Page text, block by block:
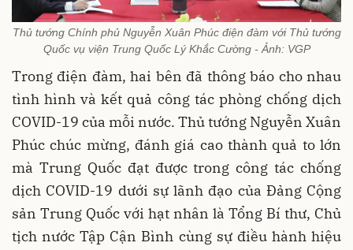
Thủ tướng Chính phủ Nguyễn Xuân Phúc điện đàm với Thủ tướng
Quốc vụ viện Trung Quốc Lý Khắc Cường - Ảnh: VGP
Trong điện đàm, hai bên đã thông báo cho nhau
tình hình và kết quả công tác phòng chống dịch
COVID-19 của mỗi nước. Thủ tướng Nguyễn Xuân
Phúc chúc mừng, đánh giá cao thành quả to lớn
mà Trung Quốc đạt được trong công tác chống
dịch COVID-19 dưới sự lãnh đạo của Đảng Cộng
sản Trung Quốc với hạt nhân là Tổng Bí thư, Chủ
tịch nước Tập Cận Bình cùng sự điều hành hiệu